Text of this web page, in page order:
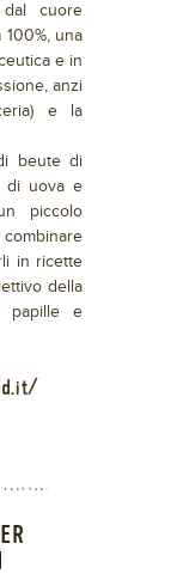
dal cuore
una
e in
anzi
e la
beute di
di uova e
piccolo
in ricette
della
papille e